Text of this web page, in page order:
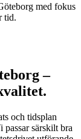
med fokus
tid.
–
och tidsplan
särskilt bra